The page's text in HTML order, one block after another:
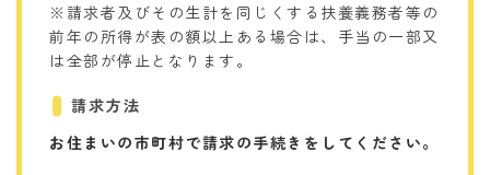
※請求者及びその生計を同じくする扶養義務者等の
前年の所得が表の額以上ある場合は、手当の一部又
は全部が停止となります。
請求方法
お住まいの市町村で請求の手続きをしてください。